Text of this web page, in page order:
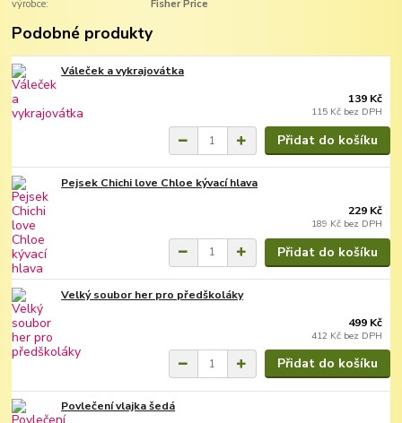
výrobce:
Fisher Price
Podobné produkty
Váleček a vykrajovátka
139 Kč
115 Kč bez DPH
Přidat do košíku
Pejsek Chichi love Chloe kývací hlava
229 Kč
189 Kč bez DPH
Přidat do košíku
Velký soubor her pro předškoláky
499 Kč
412 Kč bez DPH
Přidat do košíku
Povlečení vlajka šedá